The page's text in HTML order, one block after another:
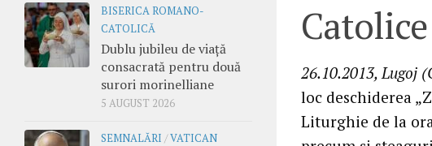
26.10.2013, Lugoj
loc deschiderea
Liturghie de la
BISERICA ROMANO-
CATOLICĂ
Dublu jubileu de viață
consacrată pentru două
surori morinelliane
5 AUGUST 2026
SEMNALĂRI /VATICAN